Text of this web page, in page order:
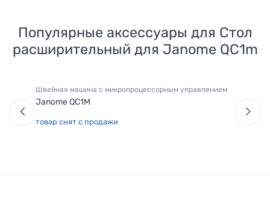
Популярные аксессуары для Стол
расширительный для Janome QC1m
Швейная машина с микропроцессорным управлением
Janome QC1M
товар снят с продажи